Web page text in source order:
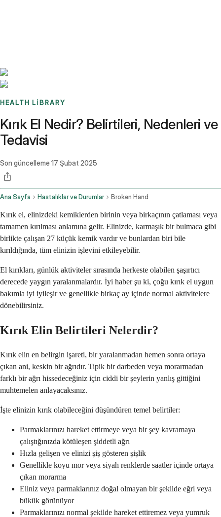
HEALTH LIBRARY
Kırık El Nedir? Belirtileri, Nedenleri ve
Tedavisi
Son güncelleme 17 Şubat 2025
Ana Sayfa Hastalıklar ve Durumlar Broken Hand
Kırık el, elinizdeki kemiklerden birinin veya birkaçının çatlaması veya
tamamen kırılması anlamına gelir. Elinizde, karmaşık bir bulmaca gibi
birlikte çalışan 27 küçük kemik vardır ve bunlardan biri bile
kırıldığında, tüm elinizin işlevini etkileyebilir.
El kırıkları, günlük aktiviteler sırasında herkeste olabilen şaşırtıcı
derecede yaygın yaralanmalardır. İyi haber şu ki, çoğu kırık el uygun
bakımla iyi iyileşir ve genellikle birkaç ay içinde normal aktivitelere
dönebilirsiniz.
Kırık Elin Belirtileri Nelerdir?
Kırık elin en belirgin işareti, bir yaralanmadan hemen sonra ortaya
çıkan ani, keskin bir ağrıdır. Tipik bir darbeden veya morarmadan
farklı bir ağrı hissedeceğiniz için ciddi bir şeylerin yanlış gittiğini
muhtemelen anlayacaksınız.
İşte elinizin kırık olabileceğini düşündüren temel belirtiler:
Parmaklarınızı hareket ettirmeye veya bir şey kavramaya
çalıştığınızda kötüleşen şiddetli ağrı
Hızla gelişen ve elinizi şiş gösteren şişlik
Genellikle koyu mor veya siyah renklerde saatler içinde ortaya
çıkan morarma
Eliniz veya parmaklarınız doğal olmayan bir şekilde eğri veya
bükük görünüyor
Parmaklarınızı normal şekilde hareket ettiremez veya yumruk